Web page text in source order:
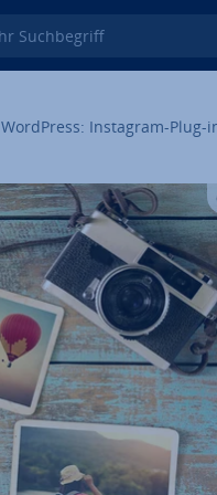
Such­be­griff
WordPress: Instagram-Plug-